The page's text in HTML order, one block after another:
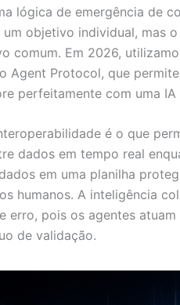
lógica de emergência de
um objetivo individual, mas
comum. Em 2026,
Agent Protocol, que
perfeitamente com uma
é o que
dados em tempo real
em uma planilha
humanos. A inteligência
erro, pois os agentes
de validação.